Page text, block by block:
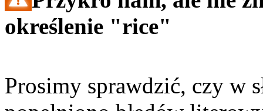
określenie "rice"
Prosimy sprawdzić, czy w